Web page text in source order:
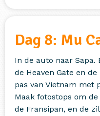
Dag 8: Mu
In de auto naar
de Heaven Gate en
pas van Vietnam met
Maak fotostops om
de Fransipan, en de